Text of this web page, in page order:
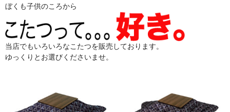
ぼくも子供のころから
当店でもいろいろなこたつを販売しております。
ゆっくりとお選びくださいませ。